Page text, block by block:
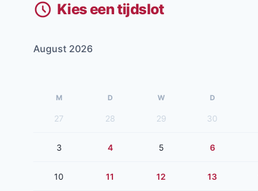
Kies een tijdslot
August 2026
M D W D
27 28 29 30
3 4 5 6
10 11 12 13